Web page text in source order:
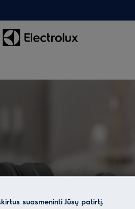
suasmeninti Jūsų patirtį.